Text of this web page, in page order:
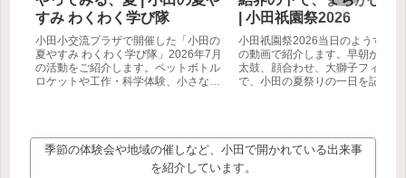
すみ わくわく学び隊
小田小交流プラザで開催した「小田の
夏やすみ わくわく学び隊」2026年7月
の活動をご紹介します。ペットボトル
ロケットや工作・科学体験、小さな生
| 小田祇園祭2026
小田祇園祭2026当日のようすを
の動画で紹介します。早朝からの
太鼓、顔合わせ、大獅子フィナー
で、小田の夏祭りの一日を記録し
季節の体験会や地域の催しなど、小田で開かれている出来事
を紹介しています。